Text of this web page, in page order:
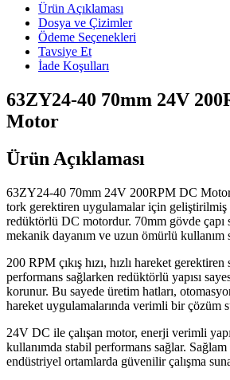
Ürün Açıklaması
Dosya ve Çizimler
Ödeme Seçenekleri
Tavsiye Et
İade Koşulları
63ZY24-40 70mm 24V
Motor
Ürün Açıklaması
63ZY24-40 70mm 24V 200RPM DC
tork gerektiren uygulamalar için geliştirilmiş
redüktörlü DC motordur. 70mm gövde çapı
mekanik dayanım ve uzun ömürlü kullanım
200 RPM çıkış hızı, hızlı hareket
performans sağlarken redüktörlü yapısı
korunur. Bu sayede üretim hatları,
hareket uygulamalarında verimli bir çözüm
24V DC ile çalışan motor, enerji verimli
kullanımda stabil performans sağlar.
endüstriyel ortamlarda güvenilir çalışma